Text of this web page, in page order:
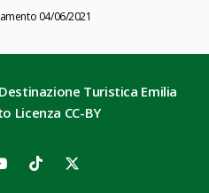
04/06/2021
Turistica Emilia
Licenza CC-BY